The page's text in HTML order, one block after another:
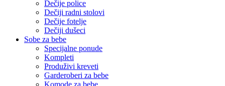
Dečije police
Dečiji radni stolovi
Dečije fotelje
Dečiji dušeci
Sobe za bebe
Specijalne ponude
Kompleti
Produživi kreveti
Garderoberi za bebe
Komode za bebe